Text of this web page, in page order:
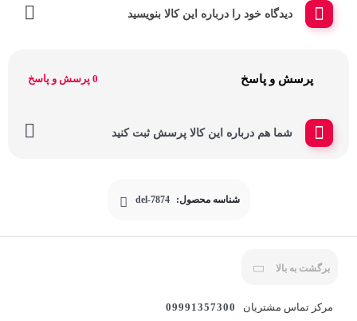
دیدگاه خود را درباره این کالا بنویسید
پرسش و پاسخ 0 پرسش و پاسخ
شما هم درباره این کالا پرسش ثبت کنید
شناسه محصول: del-7874
برگشت به بالا
مرکز تماس مشتریان
09991357300